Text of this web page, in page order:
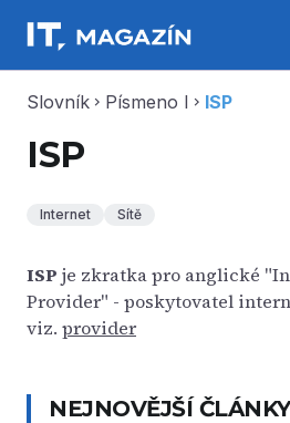
Slovník chevron_right Písmeno I chevron_right ISP
ISP
Internet Sítě
ISP je zkratka pro anglické
Provider" - poskytovatel
viz. provider
NEJNOVĚJŠÍ ČLÁNKY